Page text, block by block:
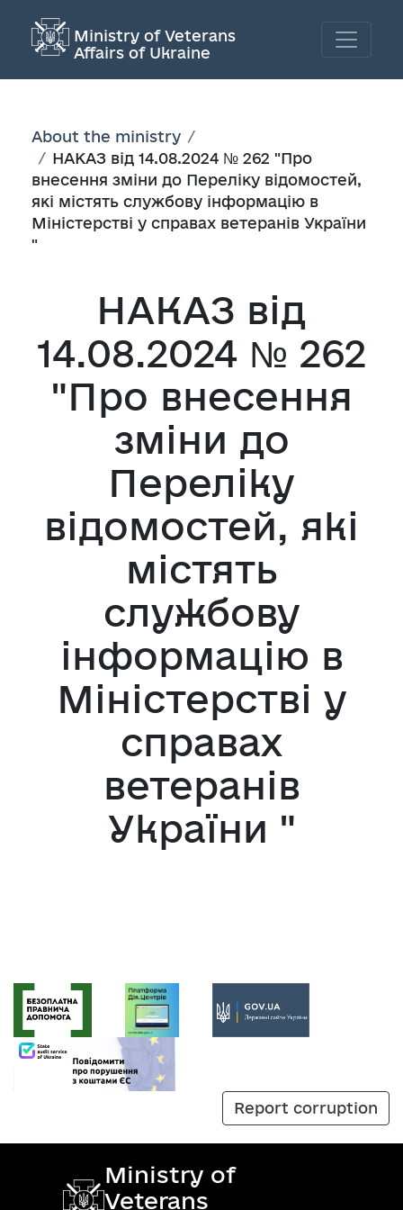
Ministry of Veterans
Affairs of Ukraine
About the ministry
НАКАЗ від 14.08.2024 № 262 "Про
внесення зміни до Переліку відомостей,
які містять службову інформацію в
Міністерстві у справах ветеранів України
"
НАКАЗ від
14.08.2024 № 262
"Про внесення
зміни до
Переліку
відомостей, які
містять
службову
інформацію в
Міністерстві у
справах
ветеранів
України "
Report corruption
Ministry of
Veterans